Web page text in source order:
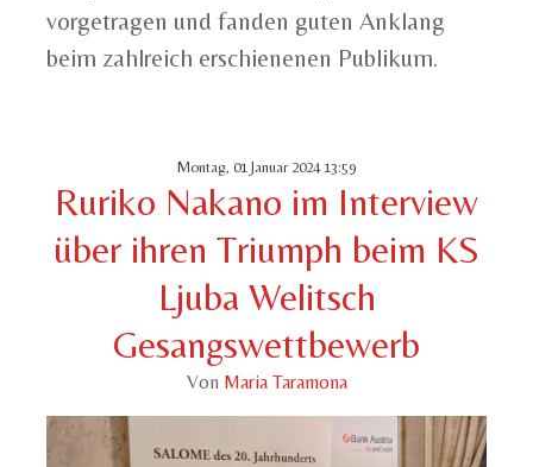
vorgetragen und fanden guten Anklang
beim zahlreich erschienenen Publikum.
Montag, 01 Januar 2024 13:59
Ruriko Nakano im Interview
über ihren Triumph beim KS
Ljuba Welitsch
Gesangswettbewerb
Von Maria Taramona